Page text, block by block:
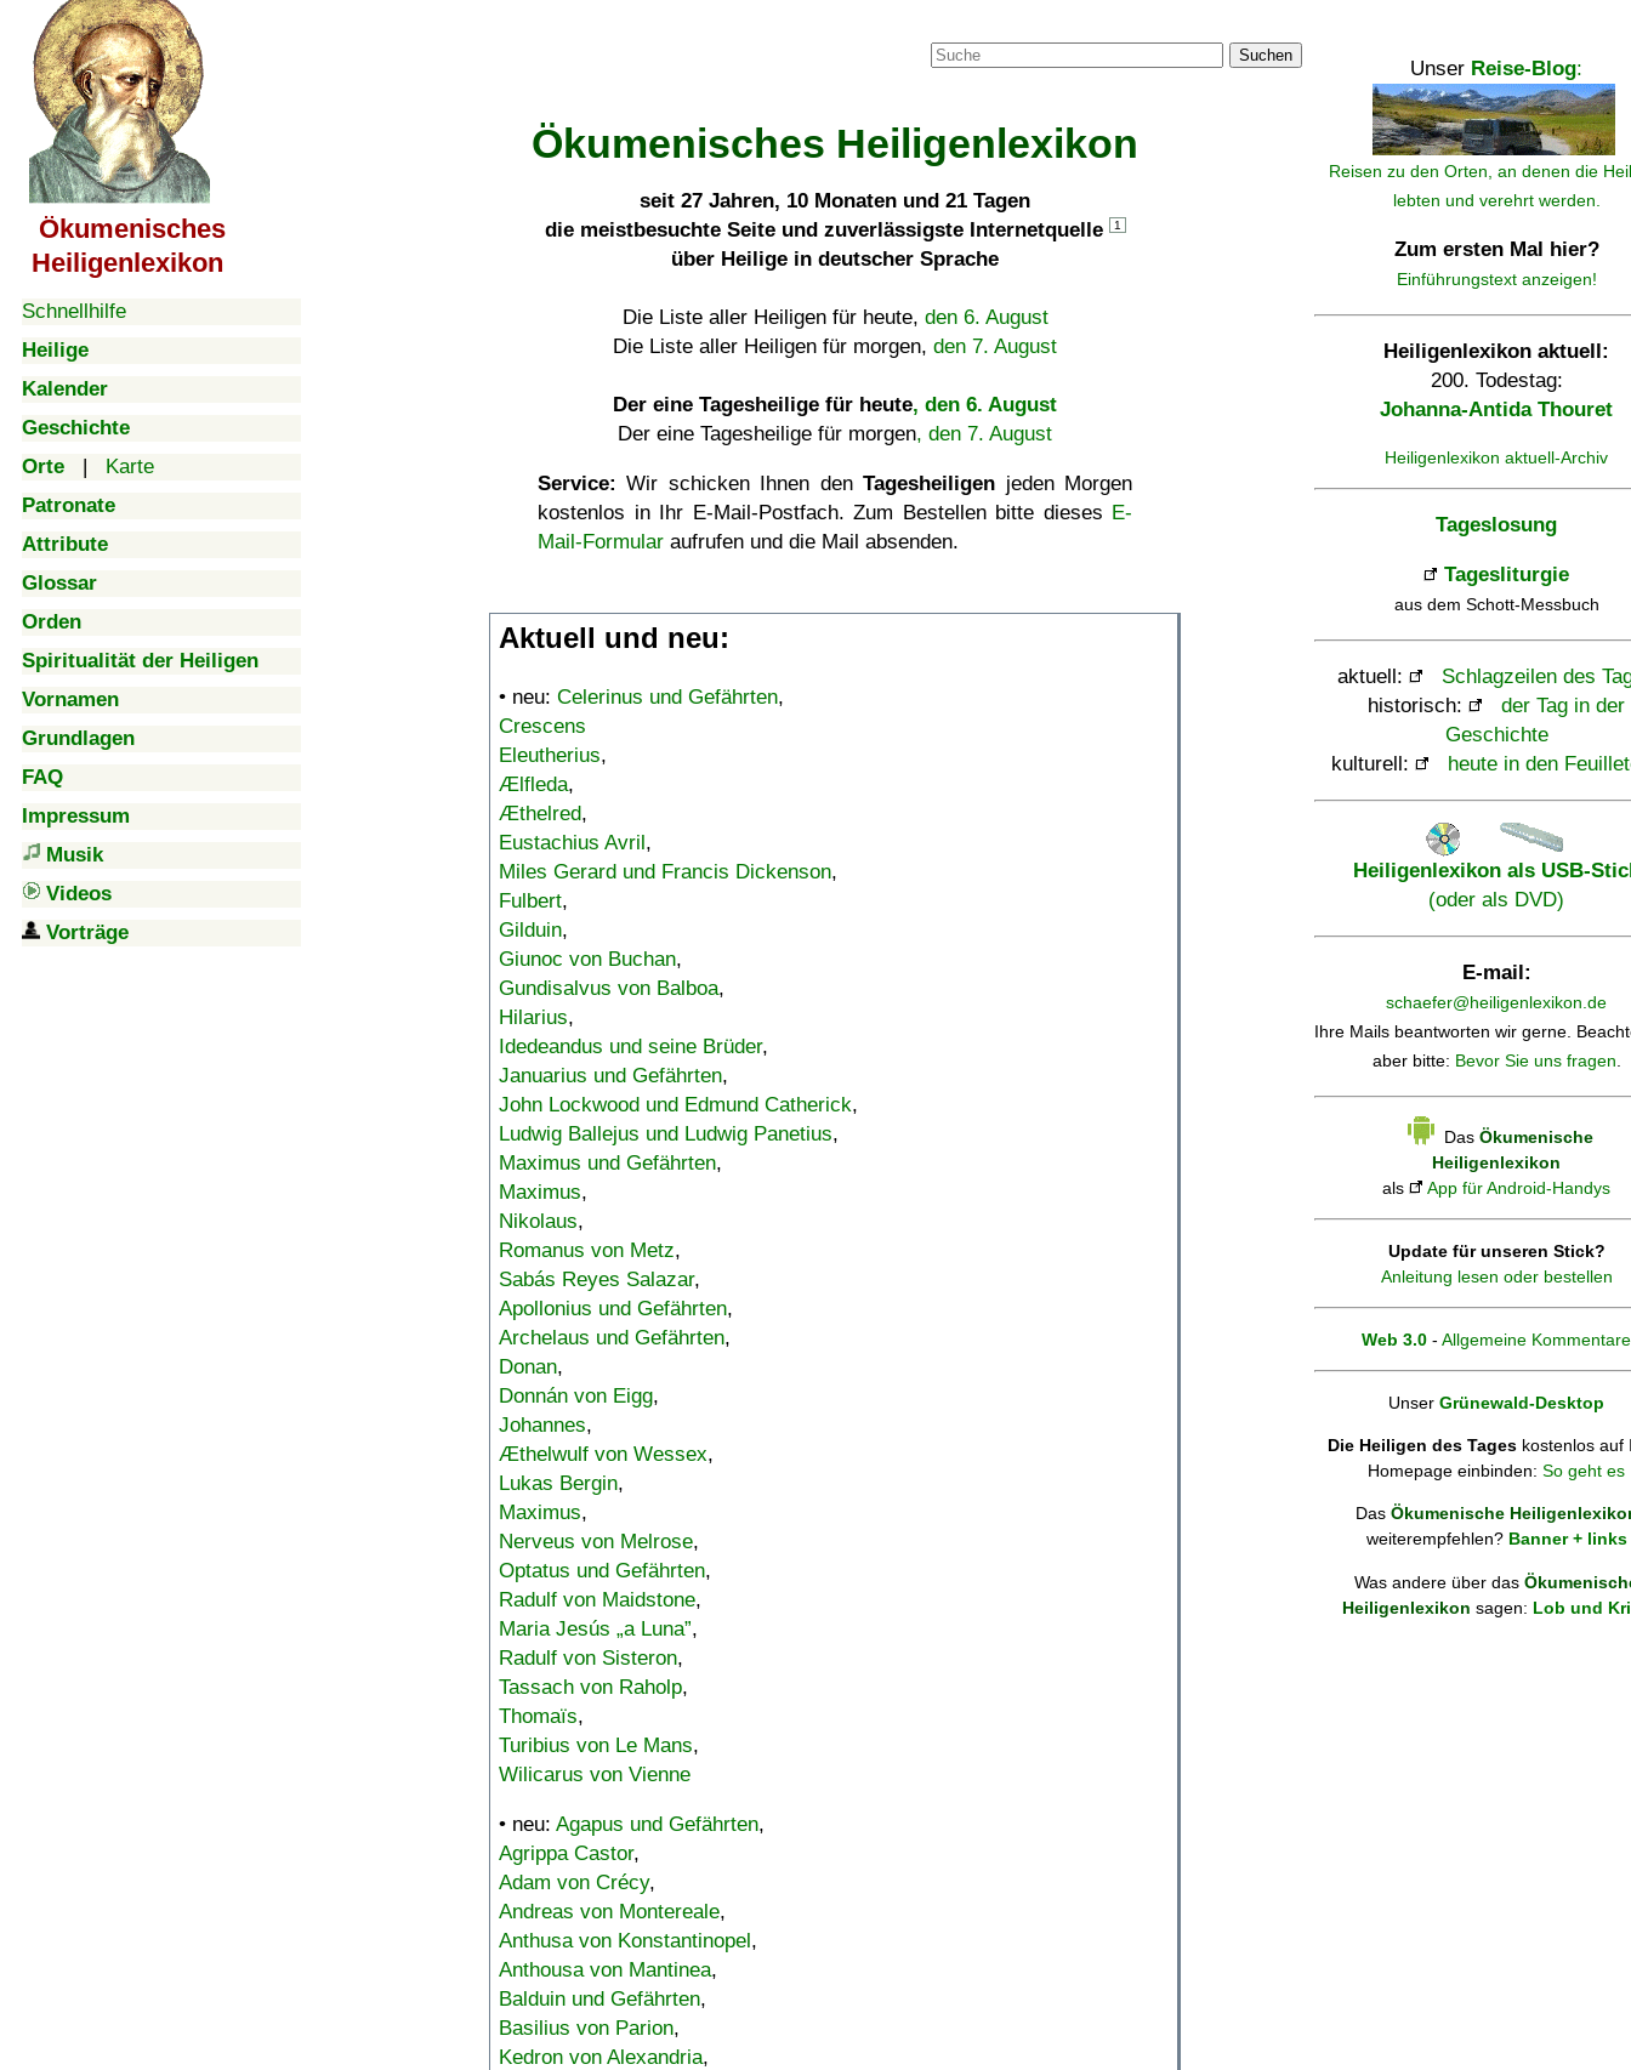
Ökumenisches
Heiligenlexikon
Schnellhilfe
Heilige
Kalender
Geschichte
Orte | Karte
Patronate
Attribute
Glossar
Orden
Spiritualität der Heiligen
Vornamen
Grundlagen
FAQ
Impressum
Musik
Videos
Vorträge
Suchen
Ökumenisches Heiligenlexikon
seit 27 Jahren, 10 Monaten und 21 Tagen
die meistbesuchte Seite und zuverlässigste Internetquelle
1
über Heilige in deutscher Sprache
Die Liste aller Heiligen für heute, den 6. August
Die Liste aller Heiligen für morgen, den 7. August
Der eine Tagesheilige für heute, den 6. August
Der eine Tagesheilige für morgen, den 7. August
Service: Wir schicken Ihnen denTagesheiligen jeden Morgen
kostenlos in Ihr E-Mail-Postfach. Zum Bestellen bitte dieses E-
Mail-Formular aufrufen und die Mail absenden.
Aktuell und neu:
• neu: Celerinus und Gefährten,
Crescens
Eleutherius,
Ælfleda,
Æthelred,
Eustachius Avril,
Miles Gerard und Francis Dickenson,
Fulbert,
Gilduin,
Giunoc von Buchan,
Gundisalvus von Balboa,
Hilarius,
Idedeandus und seine Brüder,
Januarius und Gefährten,
John Lockwood und Edmund Catherick,
Ludwig Ballejus und Ludwig Panetius,
Maximus und Gefährten,
Maximus,
Nikolaus,
Romanus von Metz,
Sabás Reyes Salazar,
Apollonius und Gefährten,
Archelaus und Gefährten,
Donan,
Donnán von Eigg,
Johannes,
Æthelwulf von Wessex,
Lukas Bergin,
Maximus,
Nerveus von Melrose,
Optatus und Gefährten,
Radulf von Maidstone,
Maria Jesús „a Luna”,
Radulf von Sisteron,
Tassach von Raholp,
Thomaïs,
Turibius von Le Mans,
Wilicarus von Vienne
• neu: Agapus und Gefährten,
Agrippa Castor,
Adam von Crécy,
Andreas von Montereale,
Anthusa von Konstantinopel,
Anthousa von Mantinea,
Balduin und Gefährten,
Basilius von Parion,
Kedron von Alexandria,
Unser Reise-Blog:
Reisen zu den Orten, an denen die
lebten und verehrt werden.
Zum ersten Mal hier?
Einführungstext anzeigen!
Heiligenlexikon aktuell:
200. Todestag:
Johanna-Antida Thouret
Heiligenlexikon aktuell-Archiv
Tageslosung
Tagesliturgie
aus dem Schott-Messbuch
aktuell:
Schlagzeilen des
historisch:
der Tag in der
Geschichte
kulturell:
heute in den
Heiligenlexikon als USB-
(oder als DVD)
E-mail:
schaefer@heiligenlexikon.de
Ihre Mails beantworten wir gerne.
aber bitte: Bevor Sie uns fragen.
Das Ökumenische
Heiligenlexikon
als
App für Android-Handys
Update für unseren Stick?
Anleitung lesen oder bestellen
Web 3.0 - Allgemeine Kommentare
Unser Grünewald-Desktop
Die Heiligen des Tages kostenlos auf
Homepage einbinden: So geht es
Das Ökumenische
weiterempfehlen? Banner + links
Was andere über das
Heiligenlexikon sagen: Lob und